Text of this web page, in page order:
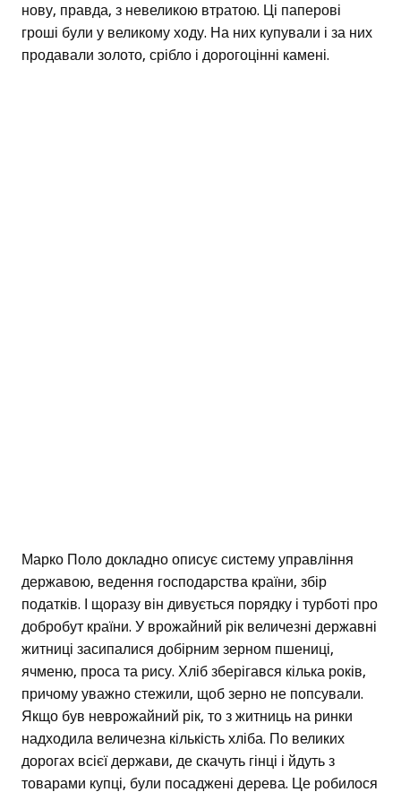
нову, правда, з невеликою втратою. Ці паперові
гроші були у великому ходу. На них купували і за них
продавали золото, срібло і дорогоцінні камені.
Марко Поло докладно описує систему управління
державою, ведення господарства країни, збір
податків. І щоразу він дивується порядку і турботі про
добробут країни. У врожайний рік величезні державні
житниці засипалися добірним зерном пшениці,
ячменю, проса та рису. Хліб зберігався кілька років,
причому уважно стежили, щоб зерно не попсували.
Якщо був неврожайний рік, то з житниць на ринки
надходила величезна кількість хліба. По великих
дорогах всієї держави, де скачуть гінці і йдуть з
товарами купці, були посаджені дерева. Це робилося